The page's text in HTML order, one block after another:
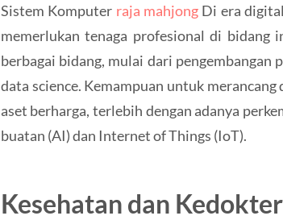
Sistem Komputer raja mahjongDi era
memerlukan tenaga profesional di bidang
berbagai bidang, mulai dari pengembangan
data science. Kemampuan untuk
aset berharga, terlebih dengan adanya
buatan (AI) dan Internet of Things (IoT).
Kesehatan dan